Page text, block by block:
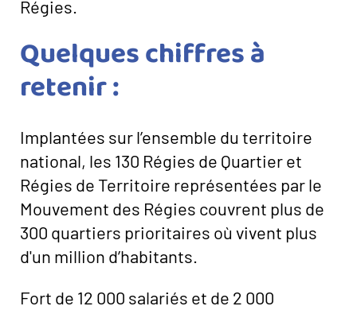
Régies.
Quelques chiffres à
retenir :
Implantées sur l’ensemble du territoire
national, les 130 Régies de Quartier et
Régies de Territoire représentées par le
Mouvement des Régies couvrent plus de
300 quartiers prioritaires où vivent plus
d'un million d’habitants.
Fort de 12 000 salariés et de 2 000